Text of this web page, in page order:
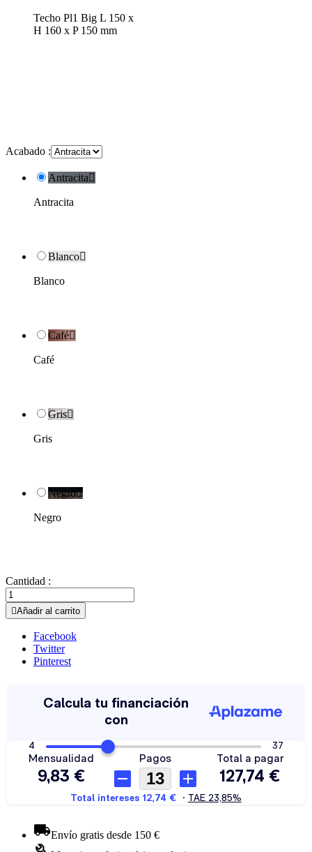
Techo Pl1 Big L 150 x
H 160 x P 150 mm
Acabado :
Antracita
Antracita
Blanco
Blanco
Café
Café
Gris
Gris
Negro
Negro
Cantidad :
Añadir al carrito
Facebook
Twitter
Pinterest
Envío gratis desde 150 €